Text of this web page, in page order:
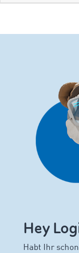
Hey
Habt Ihr